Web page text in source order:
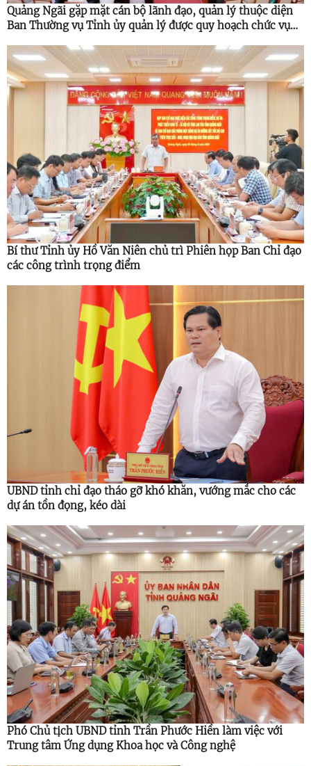
Quảng Ngãi gặp mặt cán bộ lãnh đạo, quản lý thuộc diện
Ban Thường vụ Tỉnh ủy quản lý được quy hoạch chức vụ
Bí thư Tỉnh ủy Hồ Văn Niên chủ trì Phiên họp Ban Chỉ đạo
các công trình trọng điểm
UBND tỉnh chỉ đạo tháo gỡ khó khăn, vướng mắc cho các
dự án tồn đọng, kéo dài
Phó Chủ tịch UBND tỉnh Trần Phước Hiền làm việc với
Trung tâm Ứng dụng Khoa học và Công nghệ